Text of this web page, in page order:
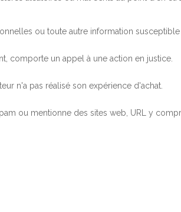
ou toute autre information
comporte un appel à une action en justice.
n'a pas réalisé son expérience d'achat.
ou mentionne des sites web, URL y